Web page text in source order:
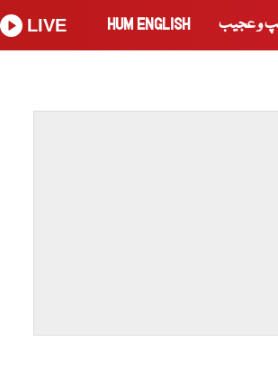
و عجیب HUM ENGLISH
LIVE